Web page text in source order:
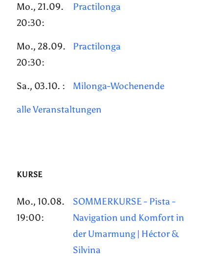
Mo., 21.09.
20:30:
Practilonga
Mo., 28.09.
20:30:
Practilonga
Sa., 03.10. : Milonga-Wochenende
alle Veranstaltungen
KURSE
Mo., 10.08.
19:00:
SOMMERKURSE - Pista -
Navigation und Komfort in
der Umarmung | Héctor &
Silvina